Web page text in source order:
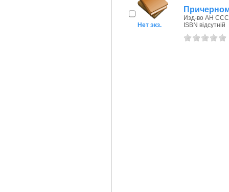
Нет экз.
Изд-во АН
ISBN відсутній